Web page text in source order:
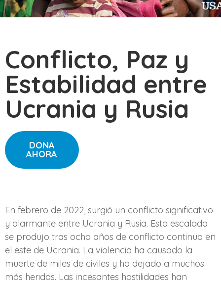
Conflicto, Paz y
Estabilidad entre
Ucrania y Rusia
DONA
AHORA
En febrero de 2022, surgió un conflicto significativo
y alarmante entre Ucrania y Rusia. Esta escalada
se produjo tras ocho años de conflicto continuo en
el este de Ucrania. La violencia ha causado la
muerte de miles de civiles y ha dejado a muchos
más heridos. Las incesantes hostilidades han